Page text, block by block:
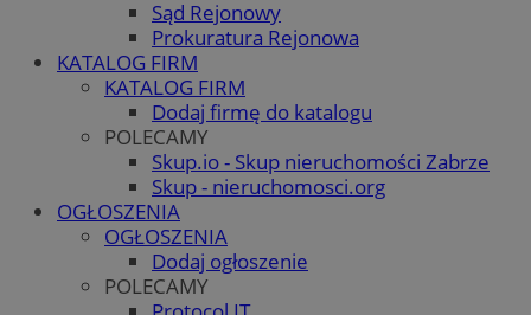
Sąd Rejonowy
Prokuratura Rejonowa
KATALOG FIRM
KATALOG FIRM
Dodaj firmę do katalogu
POLECAMY
Skup.io - Skup nieruchomości Zabrze
Skup - nieruchomosci.org
OGŁOSZENIA
OGŁOSZENIA
Dodaj ogłoszenie
POLECAMY